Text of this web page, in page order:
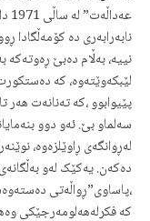
نابه‌رابه‌ری ده‌
نییه‌، به‌ڵام ده‌بێ ڕه‌وته‌که‌
لێبکەوێتەوە، که‌
پێیوابوو ،که‌ ته‌نانه‌ت
سه‌لماو بێ. ئه‌و دوو
له‌ڕوانگه‌ی ڕاوێلزه‌وه‌،
ده‌که‌ن. یه‌کێک له‌و
،پاساوی”ڕواڵه‌تی
که‌ فکرله‌هه‌لومه‌رجێکی